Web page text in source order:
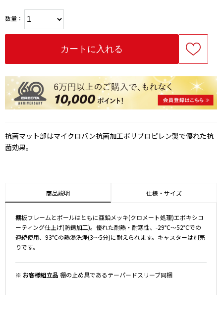
数量：
抗菌マット部はマイクロバン抗菌加工ポリプロピレン製で優れた抗
菌効果。
商品説明 仕様・サイズ
棚板フレームとポールはともに亜鉛メッキ(クロメート処理)エポキシコ
ーティング仕上げ(防錆加工)。優れた耐熱・耐寒性、-29℃～52℃での
連続使用、93℃の熱湯洗浄(3～5分)に耐えられます。キャスターは別売
りです。
※ お客様組立品 棚の止め具であるテーパードスリーブ同梱